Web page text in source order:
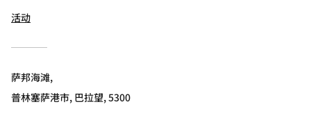
活动
萨邦海滩,
普林塞萨港市, 巴拉望, 5300